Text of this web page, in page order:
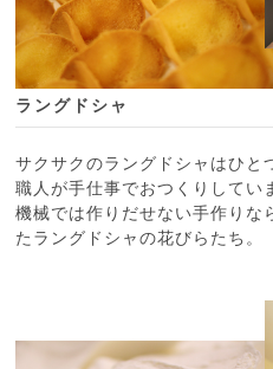
ラングドシャ
サクサクのラングドシャはひと
職人が手仕事でおつくりしてい
機械では作りだせない手作りな
たラングドシャの花びらたち。